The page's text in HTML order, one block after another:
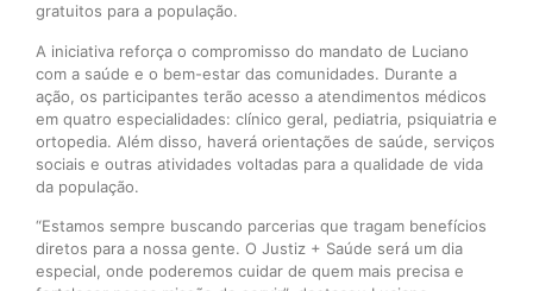
gratuitos para a população.
A iniciativa reforça o compromisso do mandato de Luciano
com a saúde e o bem-estar das comunidades. Durante a
ação, os participantes terão acesso a atendimentos médicos
em quatro especialidades: clínico geral, pediatria, psiquiatria e
ortopedia. Além disso, haverá orientações de saúde, serviços
sociais e outras atividades voltadas para a qualidade de vida
da população.
“Estamos sempre buscando parcerias que tragam benefícios
diretos para a nossa gente. O Justiz + Saúde será um dia
especial, onde poderemos cuidar de quem mais precisa e